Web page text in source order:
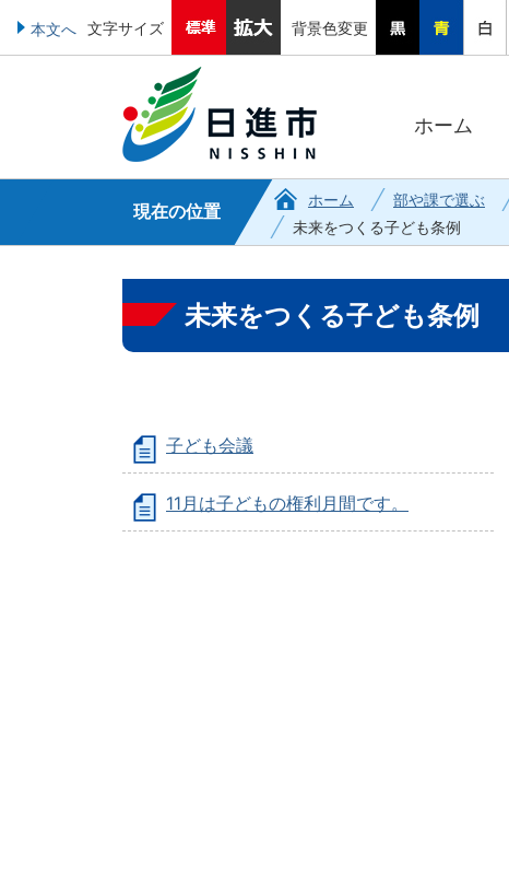
本文へ 文字サイズ 背景色変更
ホーム
現在の位置
ホーム 部や課で選ぶ
未来をつくる子ども条例
未来をつくる子ども条例
子ども会議
11月は子どもの権利月間です。